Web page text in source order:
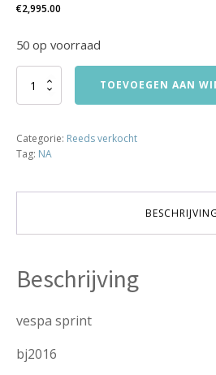
€2,995.00
50 op voorraad
vespa
13500km
verkocht
TOEVOEGEN AAN
Categorie: Reeds verkocht
Tag: NA
BESCHRIJVING
Beschrijving
vespa sprint
bj2016